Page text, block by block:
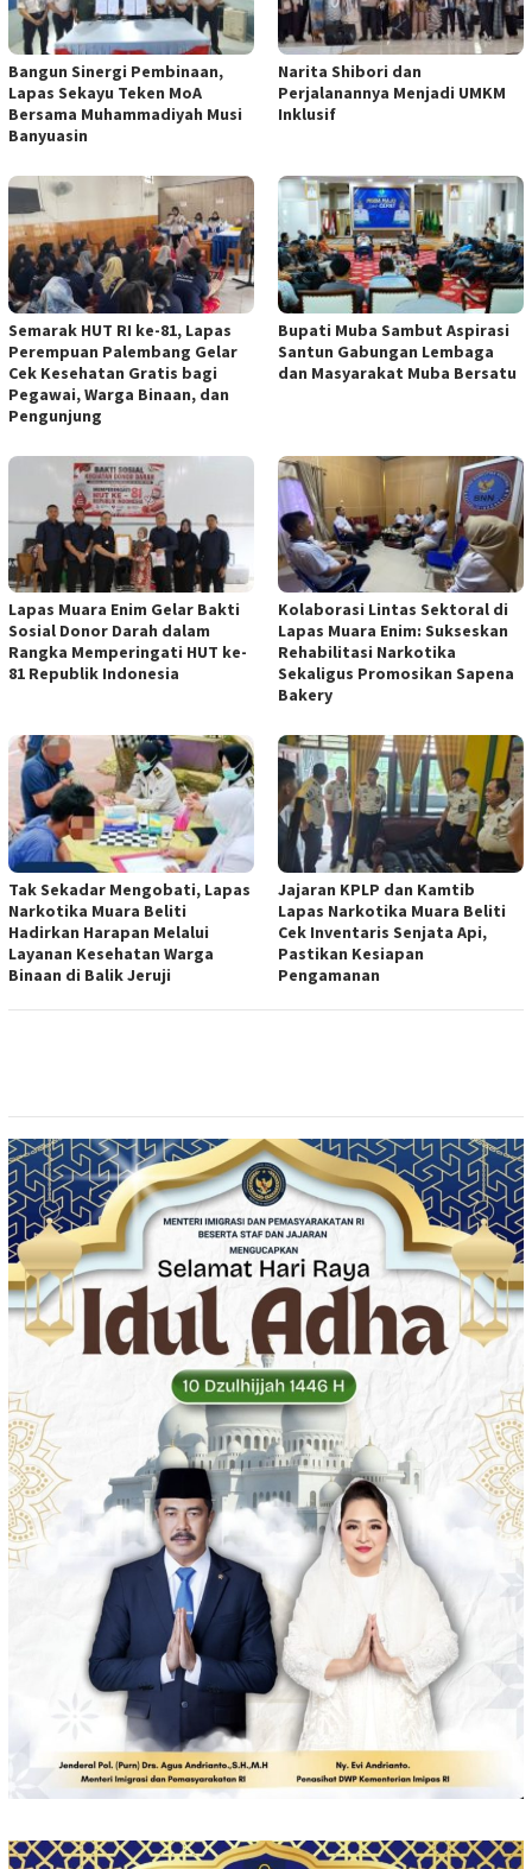
Bangun Sinergi Pembinaan,
Lapas Sekayu Teken MoA
Bersama Muhammadiyah Musi
Banyuasin
Narita Shibori dan
Perjalanannya Menjadi UMKM
Inklusif
Semarak HUT RI ke-81, Lapas
Perempuan Palembang Gelar
Cek Kesehatan Gratis bagi
Pegawai, Warga Binaan, dan
Pengunjung
Bupati Muba Sambut Aspirasi
Santun Gabungan Lembaga
dan Masyarakat Muba Bersatu
Lapas Muara Enim Gelar Bakti
Sosial Donor Darah dalam
Rangka Memperingati HUT ke-
81 Republik Indonesia
Kolaborasi Lintas Sektoral di
Lapas Muara Enim: Sukseskan
Rehabilitasi Narkotika
Sekaligus Promosikan Sapena
Bakery
Tak Sekadar Mengobati, Lapas
Narkotika Muara Beliti
Hadirkan Harapan Melalui
Layanan Kesehatan Warga
Binaan di Balik Jeruji
Jajaran KPLP dan Kamtib
Lapas Narkotika Muara Beliti
Cek Inventaris Senjata Api,
Pastikan Kesiapan
Pengamanan